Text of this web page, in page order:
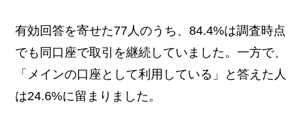
有効回答を寄せた77人のうち、84.4%は調査時点
でも同口座で取引を継続していました。一方で、
「メインの口座として利用している」と答えた人
は24.6%に留まりました。